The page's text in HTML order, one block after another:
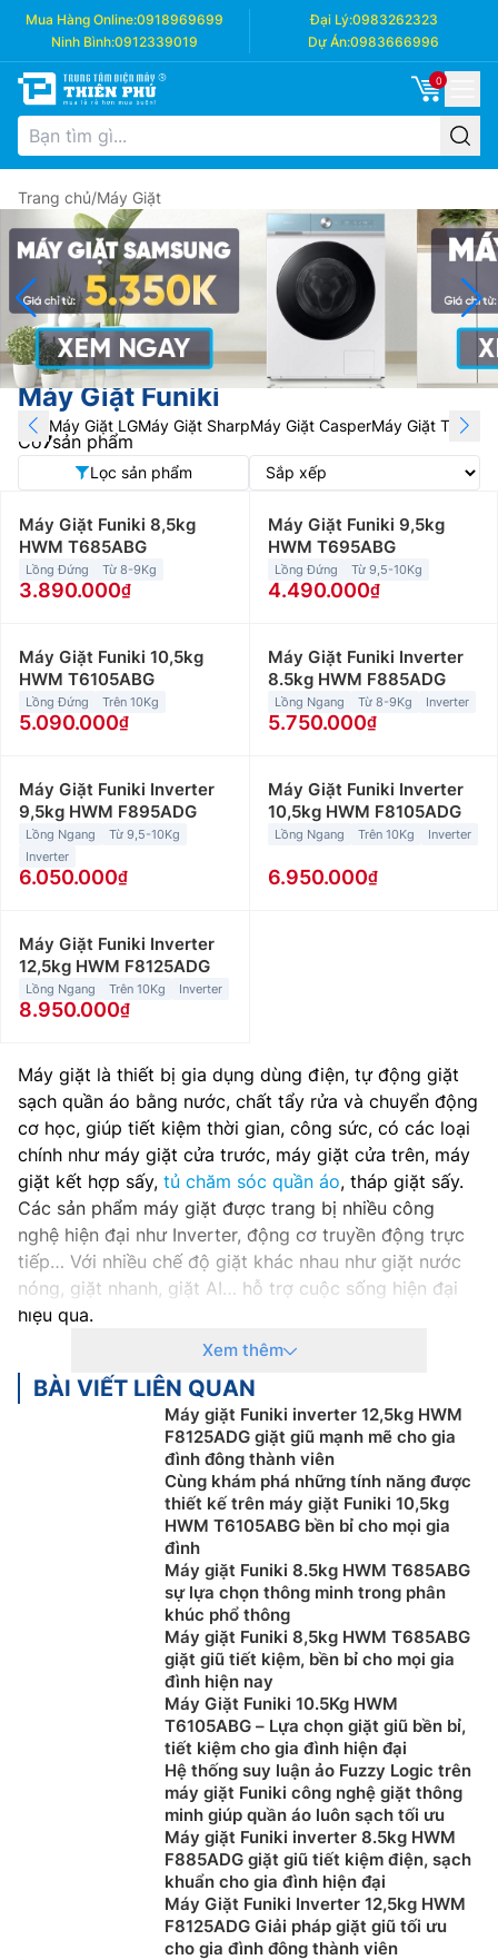
Mua Hàng Online:0918969699 Đại Lý:0983262323
Ninh Bình:0912339019 Dự Án:0983666996
0
Trang chủ/Máy Giặt
Máy Giặt Funiki
Máy Giặt LGMáy Giặt SharpMáy Giặt CasperMáy Giặt Toshiba
Có7sản phẩm
Lọc sản phẩm
Máy Giặt Funiki 8,5kg
HWM T685ABG
Lồng Đứng Từ 8-9Kg
3.890.000
Máy Giặt Funiki 9,5kg
HWM T695ABG
Lồng Đứng Từ 9,5-10Kg
4.490.000
Máy Giặt Funiki 10,5kg
HWM T6105ABG
Lồng Đứng Trên 10Kg
5.090.000
Máy Giặt Funiki Inverter
8.5kg HWM F885ADG
Lồng Ngang Từ 8-9Kg Inverter
5.750.000
Máy Giặt Funiki Inverter
9,5kg HWM F895ADG
Lồng Ngang
Từ 9,5-10Kg
Inverter
6.050.000
Máy Giặt Funiki Inverter
10,5kg HWM F8105ADG
Lồng Ngang Trên 10Kg Inverter
6.950.000
Máy Giặt Funiki Inverter
12,5kg HWM F8125ADG
Lồng Ngang Trên 10Kg Inverter
8.950.000
Máy giặt là thiết bị gia dụng dùng điện, tự động giặt
sạch quần áo bằng nước, chất tẩy rửa và chuyển động
cơ học, giúp tiết kiệm thời gian, công sức, có các loại
chính như máy giặt cửa trước, máy giặt cửa trên, máy
giặt kết hợp sấy, tủ chăm sóc quần áo, tháp giặt sấy.
Các sản phẩm máy giặt được trang bị nhiều công
nghệ hiện đại như Inverter, động cơ truyền động trực
tiếp… Với nhiều chế độ giặt khác nhau như giặt nước
nóng, giặt nhanh, giặt AI… hỗ trợ cuộc sống hiện đại
hiệu quả.
Những loại máy giặt phổ biến hiện nay
Máy giặt cửa trên (máy giặt lồng đứng)
Máy giặt cửa trên là dòng máy thông dụng có thiết kế
đơn giản với bảng điều khiển được đặt phía trên, dễ
quan sát và điều khiển. Loại máy giặt này sử dụng
lồng đứng hoặc lồng nghiêng, các chi tiết linh kiện dễ
tìm kiếm và thay thế khi bị hỏng, xuống cấp.
Giá bán của máy giặt lồng đứng cũng rất phải chăng,
chỉ với khoảng hơn 2 triệu đồng là bạn đã có thể sở
hữu một chiếc máy giặt lồng đứng. Ngoài ra, ưu điểm
lớn của dòng máy này là chúng rất tiết kiệm điện khi
Tuy nhiên, do đặc trưng trong thiết kế nên máy giặt
cửa trên thường tiêu tốn nhiều nước hơn so với các
loại máy khác. Bên cạnh đó, máy cũng thường bị rung
lắc khi vắt quần áo, hiệu quả giặt sạch chưa cao và
các chương trình giặt tích hợp còn hạn chế.
Xem thêm
BÀI VIẾT LIÊN QUAN
Máy giặt Funiki inverter 12,5kg HWM
F8125ADG giặt giũ mạnh mẽ cho gia
đình đông thành viên
Cùng khám phá những tính năng được
thiết kế trên máy giặt Funiki 10,5kg
HWM T6105ABG bền bỉ cho mọi gia
đình
Máy giặt Funiki 8.5kg HWM T685ABG
sự lựa chọn thông minh trong phân
khúc phổ thông
Máy giặt Funiki 8,5kg HWM T685ABG
giặt giũ tiết kiệm, bền bỉ cho mọi gia
đình hiện nay
Máy Giặt Funiki 10.5Kg HWM
T6105ABG – Lựa chọn giặt giũ bền bỉ,
tiết kiệm cho gia đình hiện đại
Hệ thống suy luận ảo Fuzzy Logic trên
máy giặt Funiki công nghệ giặt thông
minh giúp quần áo luôn sạch tối ưu
Máy giặt Funiki inverter 8.5kg HWM
F885ADG giặt giũ tiết kiệm điện, sạch
khuẩn cho gia đình hiện đại
Máy Giặt Funiki Inverter 12,5kg HWM
F8125ADG Giải pháp giặt giũ tối ưu
cho gia đình đông thành viên